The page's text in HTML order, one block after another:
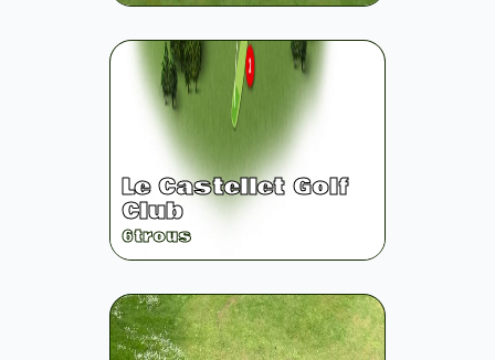
Le Castellet Golf
Club
6trous